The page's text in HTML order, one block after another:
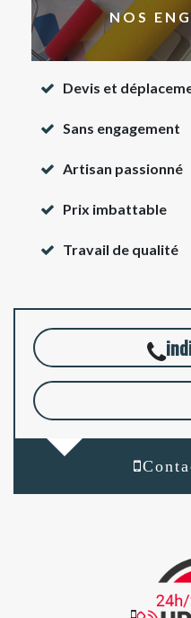
NOS
Devis et
Sans engagement
Artisan passionné
Prix imbattable
Travail de qualité